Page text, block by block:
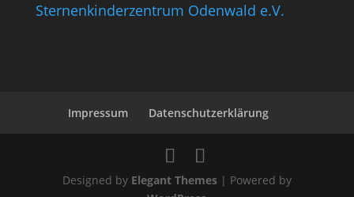
Sternenkinderzentrum Odenwald e.V.
Impressum Datenschutzerklärung
Designed by Elegant Themes| Powered by